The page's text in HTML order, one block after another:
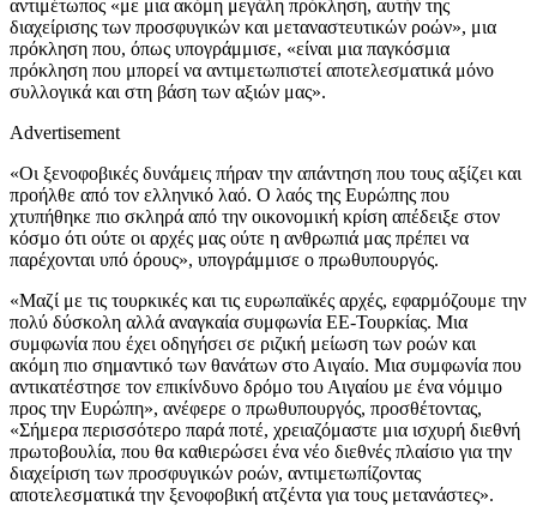
αντιμέτωπος «με μια ακόμη μεγάλη πρόκληση, αυτήν της
διαχείρισης των προσφυγικών και μεταναστευτικών ροών», μια
πρόκληση που, όπως υπογράμμισε, «είναι μια παγκόσμια
πρόκληση που μπορεί να αντιμετωπιστεί αποτελεσματικά μόνο
συλλογικά και στη βάση των αξιών μας».
Advertisement
«Οι ξενοφοβικές δυνάμεις πήραν την απάντηση που τους αξίζει και
προήλθε από τον ελληνικό λαό. Ο λαός της Ευρώπης που
χτυπήθηκε πιο σκληρά από την οικονομική κρίση απέδειξε στον
κόσμο ότι ούτε οι αρχές μας ούτε η ανθρωπιά μας πρέπει να
παρέχονται υπό όρους», υπογράμμισε ο πρωθυπουργός.
«Μαζί με τις τουρκικές και τις ευρωπαϊκές αρχές, εφαρμόζουμε την
πολύ δύσκολη αλλά αναγκαία συμφωνία ΕΕ-Τουρκίας. Μια
συμφωνία που έχει οδηγήσει σε ριζική μείωση των ροών και
ακόμη πιο σημαντικό των θανάτων στο Αιγαίο. Μια συμφωνία που
αντικατέστησε τον επικίνδυνο δρόμο του Αιγαίου με ένα νόμιμο
προς την Ευρώπη», ανέφερε ο πρωθυπουργός, προσθέτοντας,
«Σήμερα περισσότερο παρά ποτέ, χρειαζόμαστε μια ισχυρή διεθνή
πρωτοβουλία, που θα καθιερώσει ένα νέο διεθνές πλαίσιο για την
διαχείριση των προσφυγικών ροών, αντιμετωπίζοντας
αποτελεσματικά την ξενοφοβική ατζέντα για τους μετανάστες».